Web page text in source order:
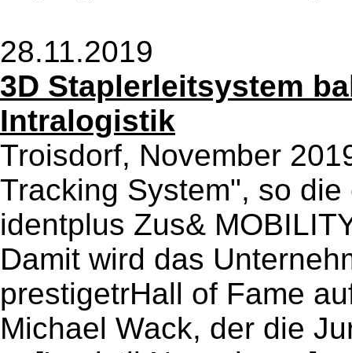
28.11.2019
3D Staplerleitsystem
Intralogistik
Troisdorf, November
Tracking System", so
identplus Zus&
Damit wird das
prestigetrHall of Fame
Michael Wack, der die